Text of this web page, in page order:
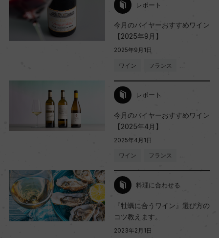
レポート
今月のバイヤーおすすめワイン
【2025年9月】
2025年9月1日
ワイン フランス …
レポート
今月のバイヤーおすすめワイン
【2025年4月】
2025年4月1日
ワイン フランス …
料理に合わせる
『牡蠣に合うワイン』選び方の
コツ教えます。
2023年2月1日